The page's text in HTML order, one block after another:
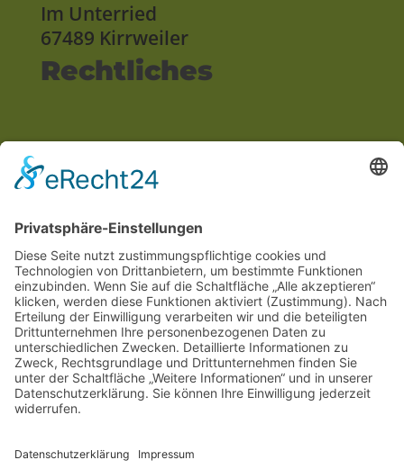
Im Unterried
67489 Kirrweiler
Rechtliches